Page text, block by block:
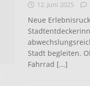
12. Juni 2025
Neue
Stadt begleiten.
Fahrrad [...]